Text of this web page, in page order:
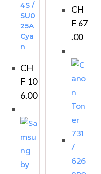
4S /
SU0
25A
Cya
n
CH
F 10
6.00
CH
F 67
.00